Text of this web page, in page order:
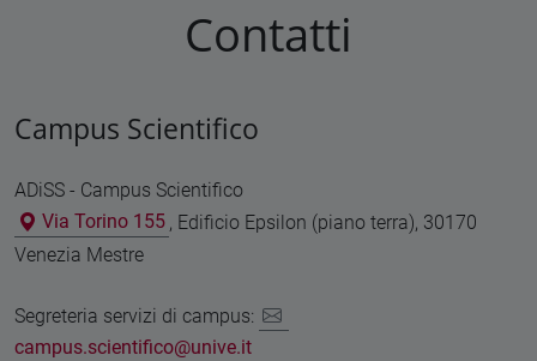
Contatti
Campus Scientifico
ADiSS - Campus Scientifico
Via Torino 155 , Edificio Epsilon (piano terra), 30170
Venezia Mestre
Segreteria servizi di campus:
campus.scientifico@unive.it